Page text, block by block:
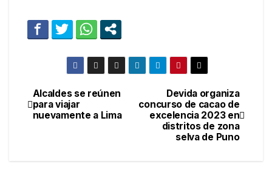
Navegación
de
Devida organiza
concurso de cacao de
excelencia 2023 en
distritos de zona
selva de Puno
Alcaldes se reúnen
para viajar
nuevamente a Lima